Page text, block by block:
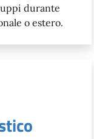
durante
o estero.